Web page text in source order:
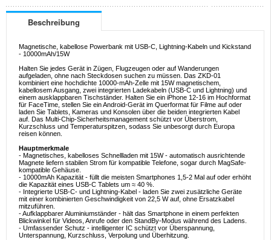
Beschreibung
Magnetische, kabellose Powerbank mit USB-C, Lightning-Kabeln und Kickstand
- 10000mAh/15W
Halten Sie jedes Gerät in Zügen, Flugzeugen oder auf Wanderungen
aufgeladen, ohne nach Steckdosen suchen zu müssen. Das ZKD-01
kombiniert eine hochdichte 10000-mAh-Zelle mit 15W magnetischem,
kabellosem Ausgang, zwei integrierten Ladekabeln (USB-C und Lightning) und
einem ausklappbaren Tischständer. Halten Sie ein iPhone 12-16 im Hochformat
für FaceTime, stellen Sie ein Android-Gerät im Querformat für Filme auf oder
laden Sie Tablets, Kameras und Konsolen über die beiden integrierten Kabel
auf. Das Multi-Chip-Sicherheitsmanagement schützt vor Überstrom,
Kurzschluss und Temperaturspitzen, sodass Sie unbesorgt durch Europa
reisen können.
Hauptmerkmale
- Magnetisches, kabelloses Schnellladen mit 15W - automatisch ausrichtende
Magnete liefern stabilen Strom für kompatible Telefone, sogar durch MagSafe-
kompatible Gehäuse.
- 10000mAh Kapazität - füllt die meisten Smartphones 1,5-2 Mal auf oder erhöht
die Kapazität eines USB-C Tablets um ≈ 40 %.
- Integrierte USB-C- und Lightning-Kabel - laden Sie zwei zusätzliche Geräte
mit einer kombinierten Geschwindigkeit von 22,5 W auf, ohne Ersatzkabel
mitzuführen.
- Aufklappbarer Aluminiumständer - hält das Smartphone in einem perfekten
Blickwinkel für Videos, Anrufe oder den StandBy-Modus während des Ladens.
- Umfassender Schutz - intelligenter IC schützt vor Überspannung,
Unterspannung, Kurzschluss, Verpolung und Überhitzung.